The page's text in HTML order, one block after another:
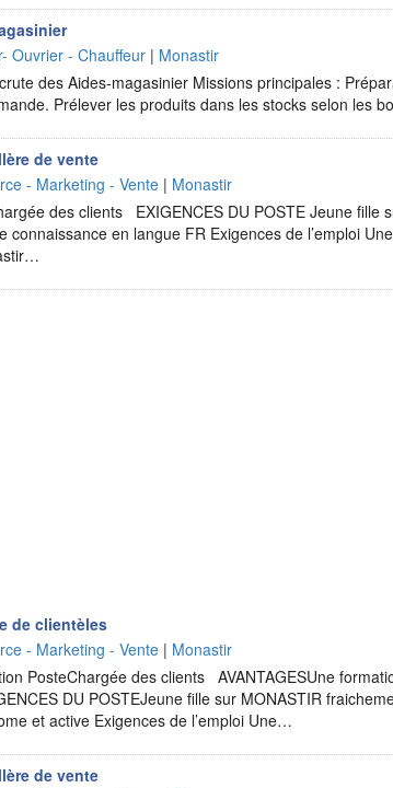
Ouvrier - Chauffeur | Monastir
des Aides-magasinier Missions principales :
Prélever les produits dans les stocks selon les
de vente
- Marketing - Vente | Monastir
des clients EXIGENCES DU POSTE Jeune fille
connaissance en langue FR Exigences de l’emploi
de clientèles
- Marketing - Vente | Monastir
PosteChargée des clients AVANTAGESUne
DU POSTEJeune fille sur MONASTIR
et active Exigences de l’emploi Une…
de vente